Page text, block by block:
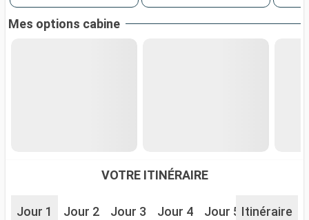
Mes options cabine
VOTRE ITINÉRAIRE
Jour 1 Jour 2 Jour 3 Jour 4 Jour 5 Jour 6
Itinéraire